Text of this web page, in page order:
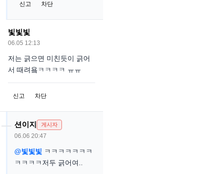
신고 차단
빛빛빛
06.05 12:13
저는 긁으면 미친듯이 긁어
서 때려욬ㅋㅋㅋㅋ ㅠㅠ
신고 차단
션이지 게시자
06.06 20:47
@빛빛빛 ㅋㅋㅋㅋㅋㅋㅋ
ㅋㅋㅋㅋ저두 긁어여..